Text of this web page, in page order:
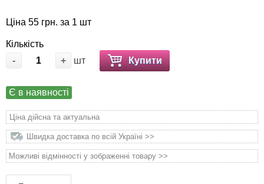
Ціна 55 грн. за 1 шт
Кількість
-
+ шт Купити
Є в наявності
Ціна дійсна та актуальна
Швидка доставка по всій Україні >>
Можливі відмінності у зображенні товару >>
Післяопераційні засоби та витратні
матеріали
Подарункові сертифікати
Товари для голубів
Товари для гризунів
Товари для коней